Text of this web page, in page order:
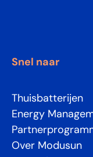
Snel naar
Thuisbatterijen
Energy
Over Modusun